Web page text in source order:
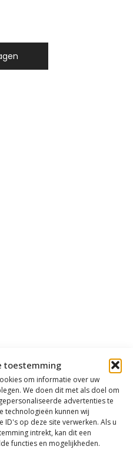
toestemming
om informatie over uw
We doen dit met als doel om
advertenties te
technologieën kunnen wij
ID's op deze site verwerken. Als u
intrekt, kan dit een
functies en mogelijkheden.